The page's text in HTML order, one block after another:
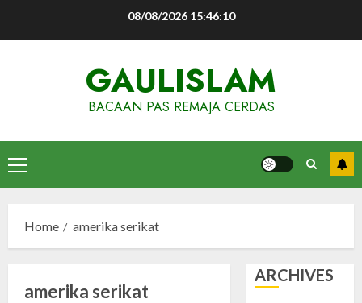
08/08/2026 15:46:10
GAULISLAM
BACAAN PAS REMAJA CERDAS
Primary
Menu
Home amerika serikat
amerika serikat
ARCHIVES